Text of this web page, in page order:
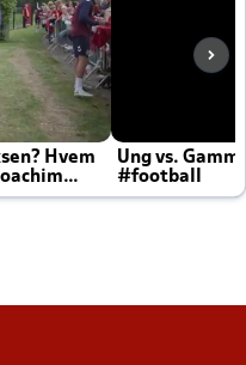
Hvem
Ung vs.
#football